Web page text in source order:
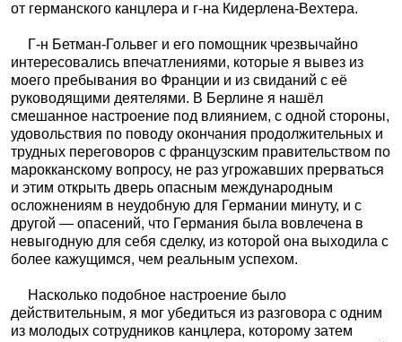
от германского канцлера и г-на Кидерлена-Вехтера.
Г-н Бетман-Гольвег и его помощник чрезвычайно
интересовались впечатлениями, которые я вывез из
моего пребывания во Франции и из свиданий с её
руководящими деятелями. В Берлине я нашёл
смешанное настроение под влиянием, с одной стороны,
удовольствия по поводу окончания продолжительных и
трудных переговоров с французским правительством по
марокканскому вопросу, не раз угрожавших прерваться
и этим открыть дверь опасным международным
осложнениям в неудобную для Германии минуту, и с
другой — опасений, что Германия была вовлечена в
невыгодную для себя сделку, из которой она выходила с
более кажущимся, чем реальным успехом.
Насколько подобное настроение было
действительным, я мог убедиться из разговора с одним
из молодых сотрудников канцлера, которому затем